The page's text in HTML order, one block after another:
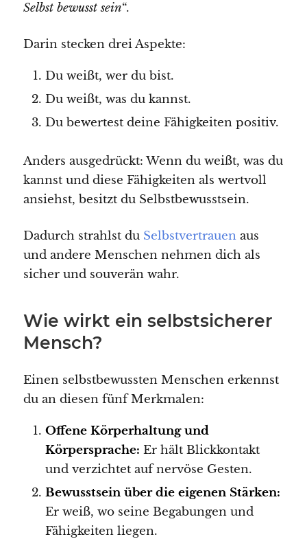
Selbst bewusst sein“.
Darin stecken drei Aspekte:
Du weißt, wer du bist.
Du weißt, was du kannst.
Du bewertest deine Fähigkeiten positiv.
Anders ausgedrückt: Wenn du weißt, was du
kannst und diese Fähigkeiten als wertvoll
ansiehst, besitzt du Selbstbewusstsein.
Dadurch strahlst du Selbstvertrauenaus
und andere Menschen nehmen dich als
sicher und souverän wahr.
Wie wirkt ein selbstsicherer
Mensch?
Einen selbstbewussten Menschen erkennst
du an diesen fünf Merkmalen:
Offene Körperhaltung und
Körpersprache: Er hält Blickkontakt
und verzichtet auf nervöse Gesten.
Bewusstsein über die eigenen Stärken:
Er weiß, wo seine Begabungen und
Fähigkeiten liegen.